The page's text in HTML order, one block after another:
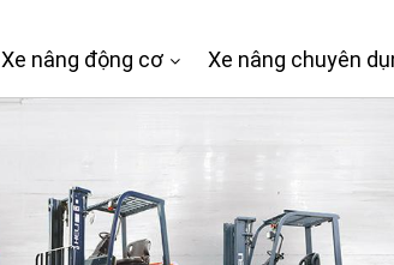
Xe nâng động cơ Xe nâng chuyên